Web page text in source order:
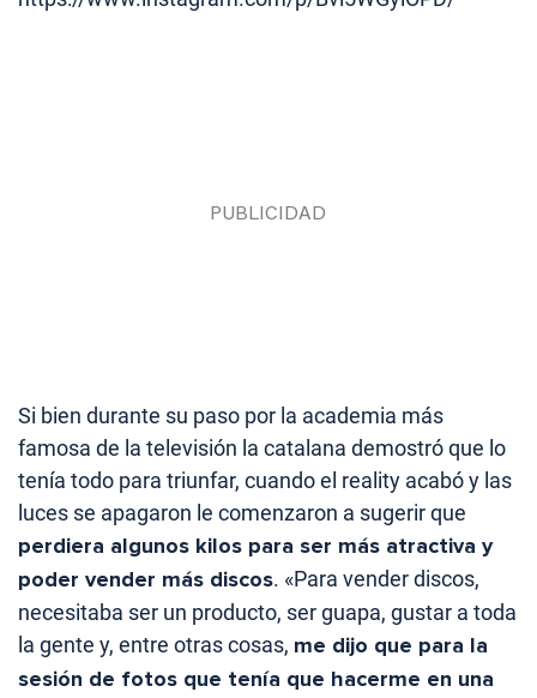
Si bien durante su paso por la academia más
famosa de la televisión la catalana demostró que lo
tenía todo para triunfar, cuando el reality acabó y las
luces se apagaron le comenzaron a sugerir que
perdiera algunos kilos para ser más atractiva y
poder vender más discos. «Para vender discos,
necesitaba ser un producto, ser guapa, gustar a toda
la gente y, entre otras cosas, me dijo que para la
sesión de fotos que tenía que hacerme en una